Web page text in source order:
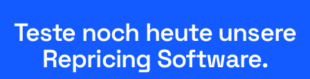
Teste noch heute unsere
Repricing Software.